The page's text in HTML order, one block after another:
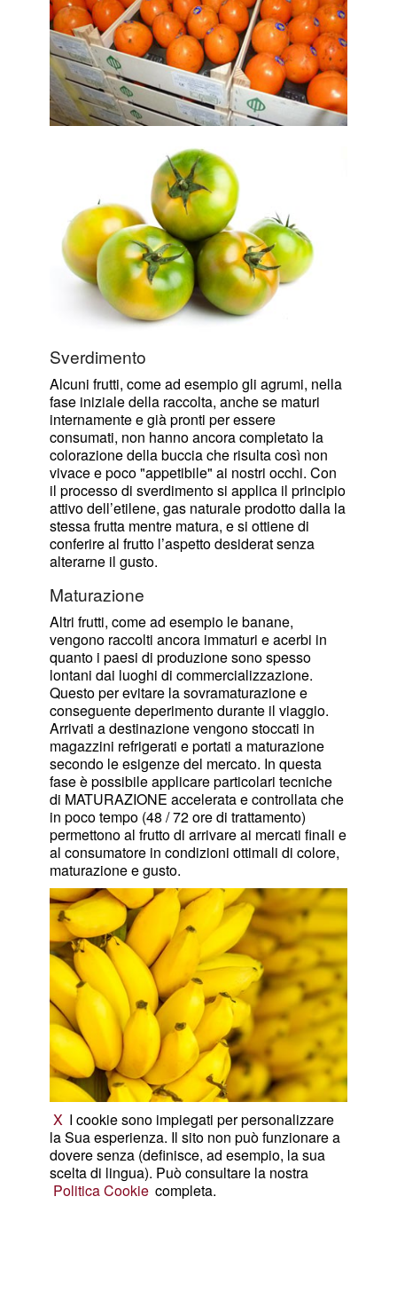
Sverdimento
Alcuni frutti, come ad esempio gli agrumi, nella
fase iniziale della raccolta, anche se maturi
internamente e già pronti per essere
consumati, non hanno ancora completato la
colorazione della buccia che risulta così non
vivace e poco "appetibile" ai nostri occhi. Con
il processo di sverdimento si applica il principio
attivo dell’etilene, gas naturale prodotto dalla la
stessa frutta mentre matura, e si ottiene di
conferire al frutto l’aspetto desiderat senza
alterarne il gusto.
Maturazione
Altri frutti, come ad esempio le banane,
vengono raccolti ancora immaturi e acerbi in
quanto i paesi di produzione sono spesso
lontani dai luoghi di commercializzazione.
Questo per evitare la sovramaturazione e
conseguente deperimento durante il viaggio.
Arrivati a destinazione vengono stoccati in
magazzini refrigerati e portati a maturazione
secondo le esigenze del mercato. In questa
fase è possibile applicare particolari tecniche
di MATURAZIONE accelerata e controllata che
in poco tempo (48 / 72 ore di trattamento)
permettono al frutto di arrivare ai mercati finali e
al consumatore in condizioni ottimali di colore,
maturazione e gusto.
X I cookie sono impiegati per personalizzare
la Sua esperienza. Il sito non può funzionare a
dovere senza (definisce, ad esempio, la sua
scelta di lingua). Può consultare la nostra
Politica Cookie completa.